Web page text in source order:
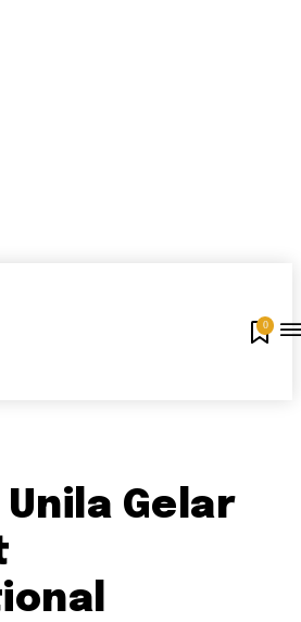
0
Unila Gelar